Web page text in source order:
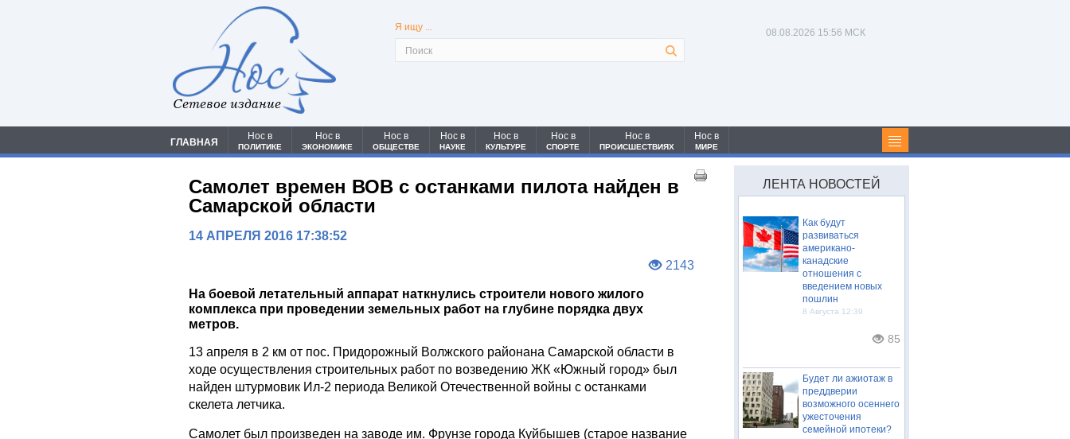
Сетевое издание
Я ищу ... 08.08.2026 15:56 МСК
ГЛАВНАЯ
Нос в
ПОЛИТИКЕ
Нос в
ЭКОНОМИКЕ
Нос в
ОБЩЕСТВЕ
Нос в
НАУКЕ
Нос в
КУЛЬТУРЕ
Нос в
СПОРТЕ
Нос в
ПРОИСШЕСТВИЯХ
Нос в
МИРЕ
Самолет времен ВОВ с останками пилота найден в
Самарской области
14 АПРЕЛЯ 2016 17:38:52
2143
На боевой летательный аппарат наткнулись строители нового жилого
комплекса при проведении земельных работ на глубине порядка двух
метров.
13 апреля в 2 км от пос. Придорожный Волжского районана Самарской области в
ходе осуществления строительных работ по возведению ЖК «Южный город» был
найден штурмовик Ил-2 периода Великой Отечественной войны с останками
скелета летчика.
Самолет был произведен на заводе им. Фрунзе города Куйбышев (старое название
ЛЕНТА НОВОСТЕЙ
Как будут
развиваться
американо-
канадские
отношения с
введением новых
пошлин
8 Августа 12:39
85
Будет ли ажиотаж в
преддверии
возможного осеннего
ужесточения
семейной ипотеки?